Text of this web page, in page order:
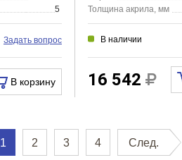
5
Задать вопрос
В корзину
Толщина акрила, мм
В наличии
16 542
1 2 3 4 След.